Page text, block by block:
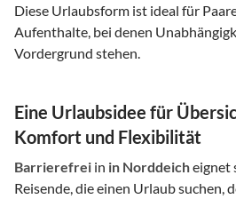
Diese Urlaubsform ist ideal für
Aufenthalte, bei denen
Vordergrund stehen.
Eine Urlaubsidee für
Komfort und Flexibilität
Barrierefrei in in Norddeicheignet
Reisende, die einen Urlaub suchen,